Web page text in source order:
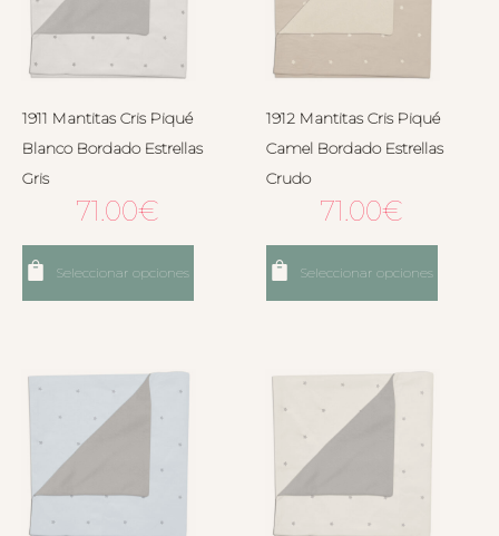
1911 Mantitas Cris Piqué
Blanco Bordado Estrellas
Gris
71.00€
Seleccionar opciones
1912 Mantitas Cris Piqué
Camel Bordado Estrellas
Crudo
71.00€
Seleccionar opciones